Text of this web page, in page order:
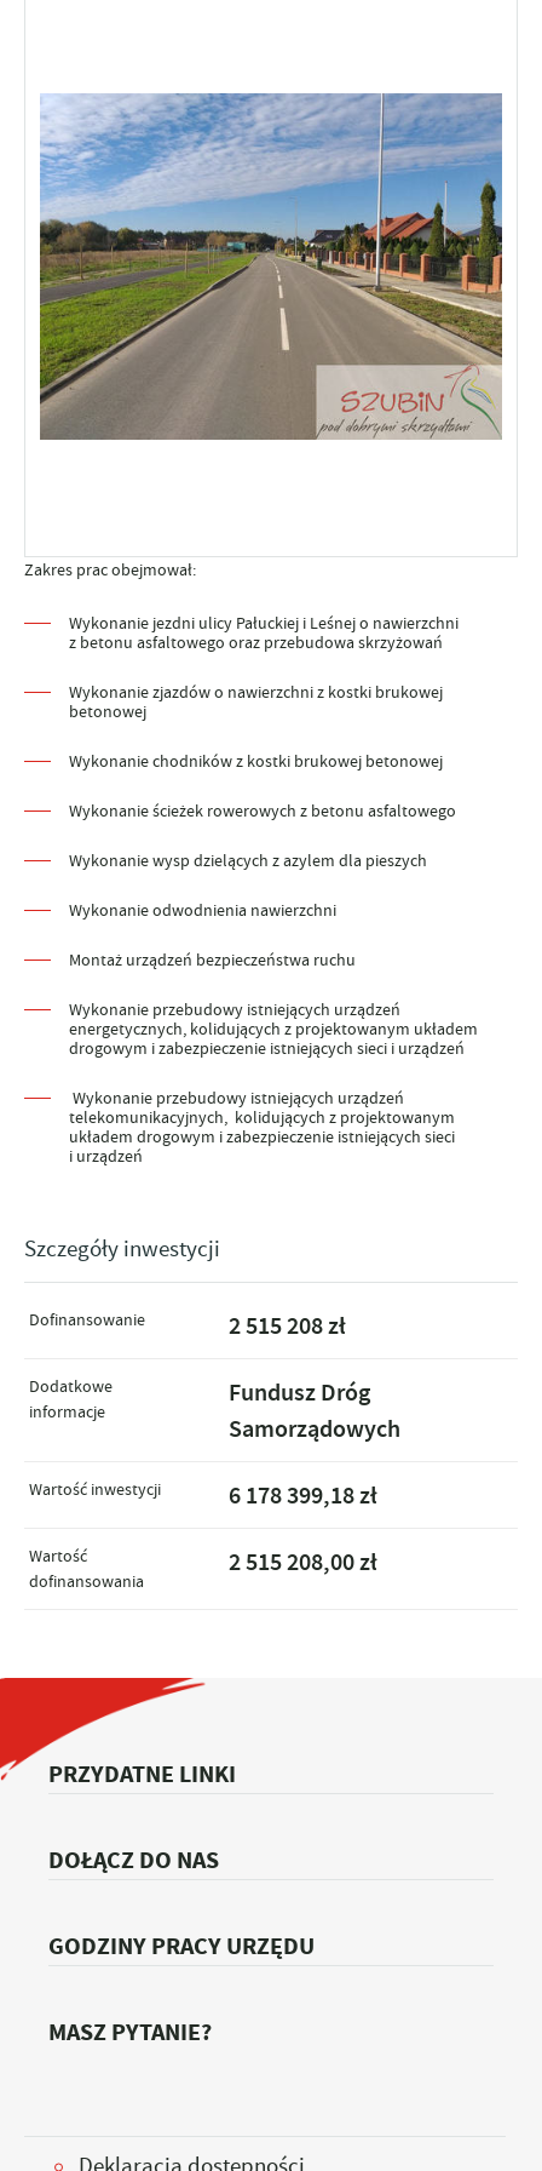
Zakres prac obejmował:
Wykonanie jezdni ulicy Pałuckiej i Leśnej o nawierzchni
z betonu asfaltowego oraz przebudowa skrzyżowań
Wykonanie zjazdów o nawierzchni z kostki brukowej
betonowej
Wykonanie chodników z kostki brukowej betonowej
Wykonanie ścieżek rowerowych z betonu asfaltowego
Wykonanie wysp dzielących z azylem dla pieszych
Wykonanie odwodnienia nawierzchni
Montaż urządzeń bezpieczeństwa ruchu
Wykonanie przebudowy istniejących urządzeń
energetycznych, kolidujących z projektowanym układem
drogowym i zabezpieczenie istniejących sieci i urządzeń
Wykonanie przebudowy istniejących urządzeń
telekomunikacyjnych, kolidujących z projektowanym
układem drogowym i zabezpieczenie istniejących sieci
i urządzeń
Szczegóły inwestycji
Dofinansowanie 2 515 208 zł
Dodatkowe
informacje
Fundusz Dróg
Samorządowych
Wartość inwestycji 6 178 399,18 zł
Wartość
dofinansowania
2 515 208,00 zł
PRZYDATNE LINKI
DOŁĄCZ DO NAS
GODZINY PRACY URZĘDU
MASZ PYTANIE?